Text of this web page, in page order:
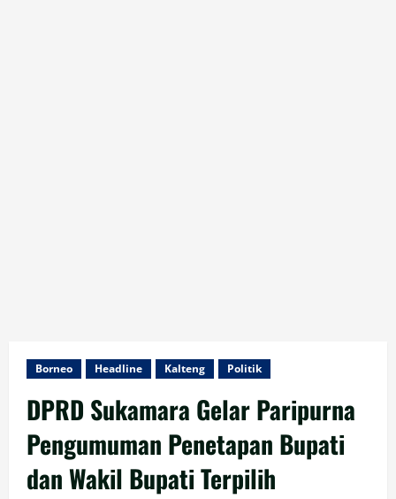
Borneo Headline Kalteng Politik
DPRD Sukamara Gelar Paripurna
Pengumuman Penetapan Bupati
dan Wakil Bupati Terpilih